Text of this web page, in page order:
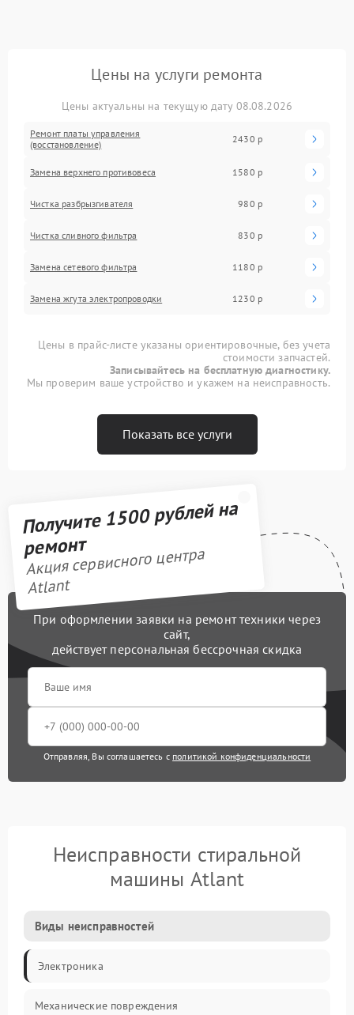
Цены на услуги ремонта
Цены актуальны на текущую дату 08.08.2026
Ремонт платы управления
(восстановление)
2430 р
Замена верхнего противовеса 1580 р
Чистка разбрызгивателя 980 р
Чистка сливного фильтра 830 р
Замена сетевого фильтра 1180 р
Замена жгута электропроводки 1230 р
Цены в прайс-листе указаны ориентировочные, без учета
стоимости запчастей.
Записывайтесь на бесплатную диагностику.
Мы проверим ваше устройство и укажем на неисправность.
Показать все услуги
Получите 1500 рублей на
ремонт
Акция сервисного центра
Atlant
При оформлении заявки на ремонт техники через
сайт,
действует персональная бессрочная скидка
Отправляя, Вы соглашаетесь с политикой конфиденциальности
Неисправности стиральной
машины Atlant
Виды неисправностей
Электроника
Механические повреждения